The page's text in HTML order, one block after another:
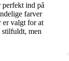
perfekt ind på
farver
er valgt for at
stilfuldt, men